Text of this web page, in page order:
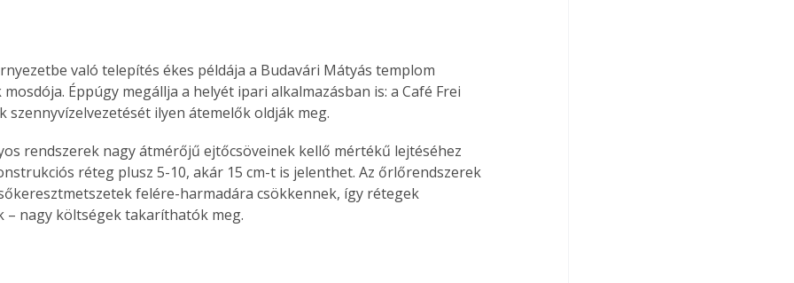
való telepítés ékes példája a Budavári Mátyás templom
Éppúgy megállja a helyét ipari alkalmazásban is: a Café Frei
szennyvízelvezetését ilyen átemelők oldják meg.
rendszerek nagy átmérőjű ejtőcsöveinek kellő mértékű lejtéséhez
réteg plusz 5-10, akár 15 cm-t is jelenthet. Az őrlőrendszerek
felére-harmadára csökkennek, így rétegek
– nagy költségek takaríthatók meg.